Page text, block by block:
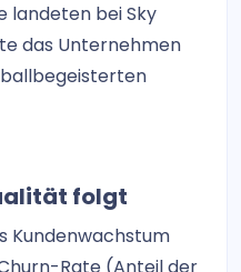
landeten bei Sky
das Unternehmen
folgt
Kundenwachstum